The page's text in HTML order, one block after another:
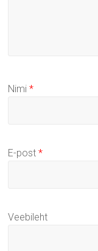
Nimi*
E-post*
Veebileht